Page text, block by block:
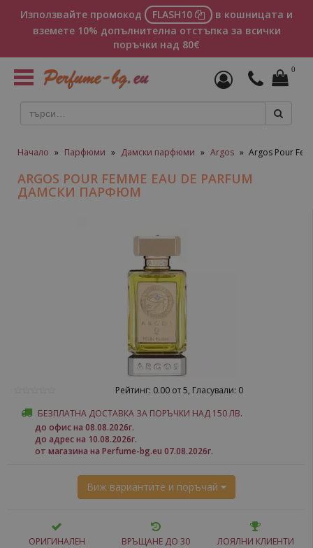
Използвайте промокод FLASH10
в кошницата и
вземете 10% допълнителна отстъпка за всички
поръчки над 80€
Toggle
navigation
0
Начало » Парфюми » Дамски парфюми » Argos » Argos Pour
ARGOS POUR FEMME EAU DE PARFUM
ДАМСКИ ПАРФЮМ
Рейтинг: 0.00 от 5, Гласували: 0
БЕЗПЛАТНА ДОСТАВКА ЗА ПОРЪЧКИ НАД 150 ЛВ.
до офис на 08.08.2026г.
до адрес на 10.08.2026г.
от магазина на Perfume-bg.eu 07.08.2026г.
Виж вариантите и поръчай
ОРИГИНАЛЕН
ВРЪЩАНЕ ДО 30
ЛОЯЛНИ КЛИЕНТИ